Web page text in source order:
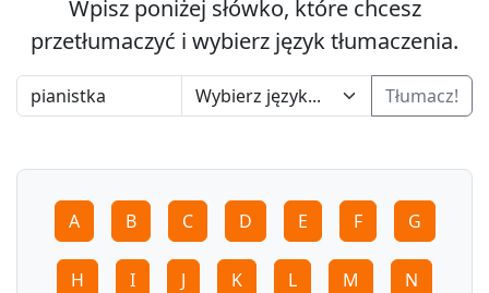
Wpisz poniżej słówko, które chcesz
przetłumaczyć i wybierz język tłumaczenia.
Tłumacz!
A B C D E F G
H I J K L M N